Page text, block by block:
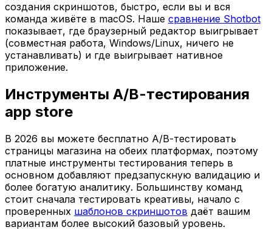
создания скриншотов, быстро, если вы и вся
команда живёте в macOS. Наше сравнение Shotbot
показывает, где браузерный редактор выигрывает
(совместная работа, Windows/Linux, ничего не
устанавливать) и где выигрывает нативное
приложение.
Инструменты A/B-тестирования
app store
В 2026 вы можете бесплатно A/B-тестировать
страницы магазина на обеих платформах, поэтому
платные инструменты тестирования теперь в
основном добавляют предзапускную валидацию и
более богатую аналитику. Большинству команд
стоит сначала тестировать креативы, начало с
проверенных шаблонов скриншотов даёт вашим
вариантам более высокий базовый уровень.